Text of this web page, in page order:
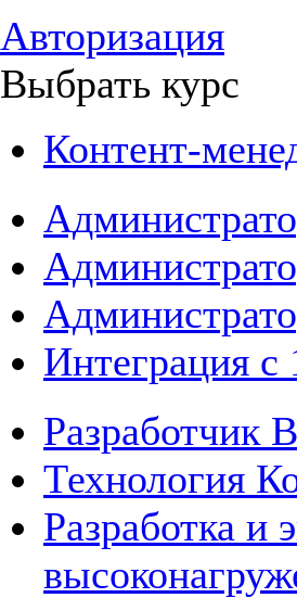
Авторизация
Выбрать курс
Контент-
Интеграция с
Разработчик
Технология
Разработка и